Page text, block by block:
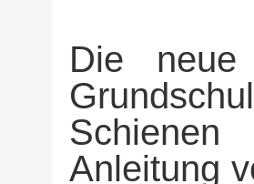
Die neue
Anleitung